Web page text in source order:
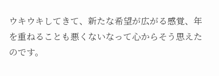
ウキウキしてきて、新たな希望が広がる感覚、年
を重ねることも悪くないなって心からそう思えた
のです。